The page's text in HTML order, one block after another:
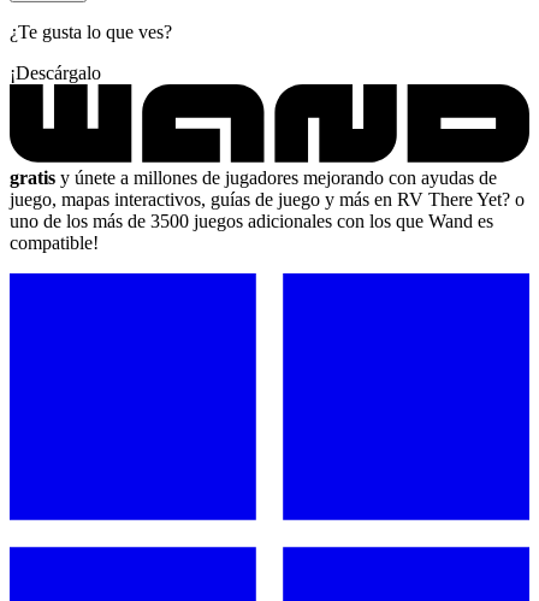
¿Te gusta lo que ves?
¡Descárgalo
gratis y únete a millones de jugadores mejorando con ayudas de
juego, mapas interactivos, guías de juego y más en RV There Yet? o
uno de los más de 3500 juegos adicionales con los que Wand es
compatible!